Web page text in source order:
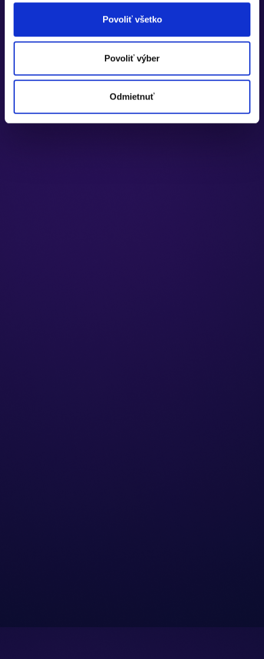
Povoliť všetko
Povoliť výber
Odmietnuť